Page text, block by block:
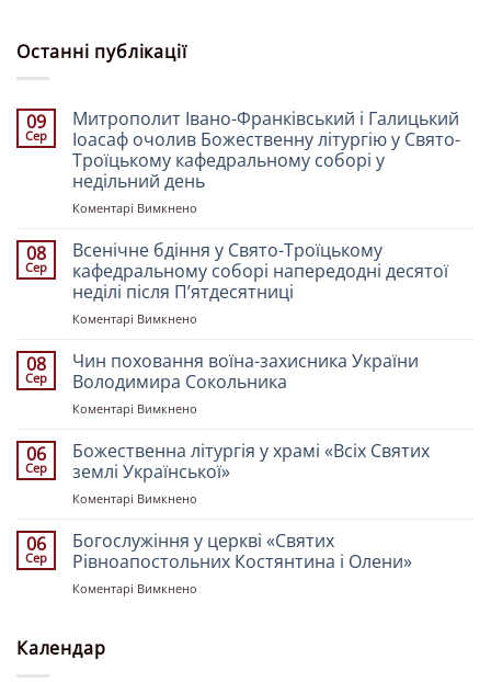
Останні публікації
09
Сер
Митрополит Івано-Франківський і Галицький
Іоасаф очолив Божественну літургію у Свято-
Троїцькому кафедральному соборі у
недільний день
Коментарі Вимкнено
Івано-
Франківський
і
Галицький
Божественну
літургію
у
кафедральному
соборі
08
Сер
Всенічне бдіння у Свято-Троїцькому
кафедральному соборі напередодні десятої
неділі після Пʼятдесятниці
Коментарі Вимкнено
бдіння
Свято-
соборі
напередодні
Пʼятдесятниці
08
Сер
Чин поховання воїна-захисника України
Володимира Сокольника
Коментарі Вимкнено
поховання
воїна-
захисника
Сокольника
06
Сер
Божественна літургія у храмі «Всіх Святих
землі Української»
Коментарі Вимкнено
літургія
у
храмі
06
Сер
Богослужіння у церкві «Святих
Рівноапостольних Костянтина і Олени»
Коментарі Вимкнено
Календар